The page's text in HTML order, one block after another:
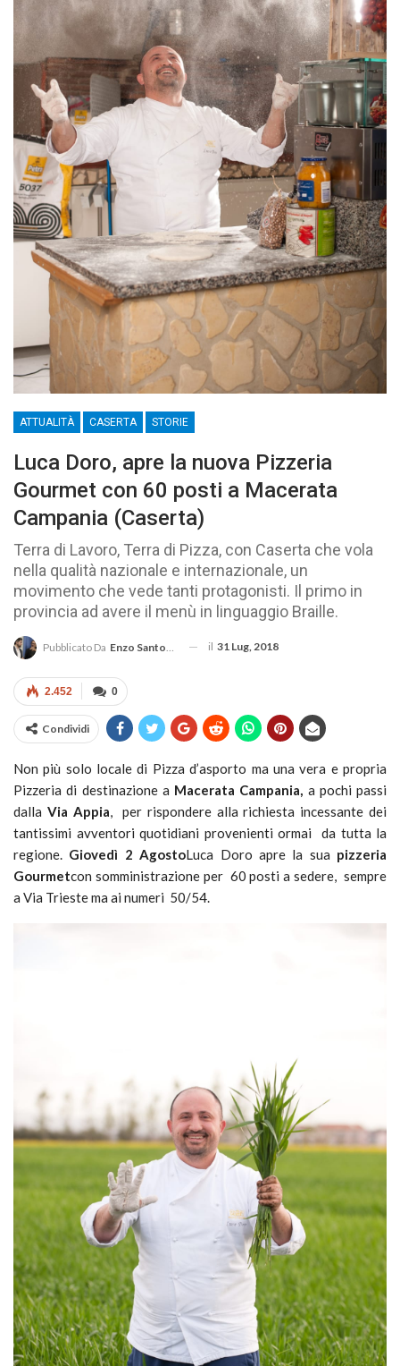
ATTUALITÀ CASERTA STORIE
Luca Doro, apre la nuova Pizzeria
Gourmet con 60 posti a Macerata
Campania (Caserta)
Terra di Lavoro, Terra di Pizza, con Caserta che vola
nella qualità nazionale e internazionale, un
movimento che vede tanti protagonisti. Il primo in
provincia ad avere il menù in linguaggio Braille.
Pubblicato Da Enzo Santoro il 31 Lug, 2018
0
2.452
Condividi
Non più solo locale di Pizza d’asporto ma una vera e propria
Pizzeria di destinazione a Macerata Campania, a pochi passi
dalla Via Appia , per rispondere alla richiesta incessante dei
tantissimi avventori quotidiani provenienti ormai da tutta la
regione. Giovedì 2 AgostoLuca Doro apre la sua pizzeria
Gourmetcon somministrazione per 60 posti a sedere, sempre
a Via Trieste ma ai numeri 50/54.